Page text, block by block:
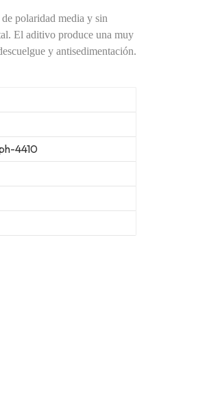
polaridad media y sin
El aditivo produce una muy
y antisedimentación.
4410